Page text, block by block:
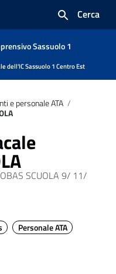
Cerca
Sassuolo 1
dell'IC Sassuolo 1 Centro Est
e personale ATA /
SCUOLA 9/ 11/
Personale ATA